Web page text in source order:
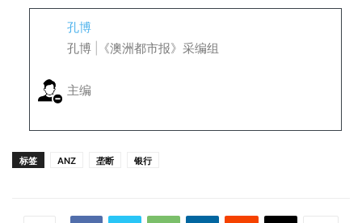
孔博
孔博 |《澳洲都市报》采编组
主编
标签 ANZ 垄断 银行